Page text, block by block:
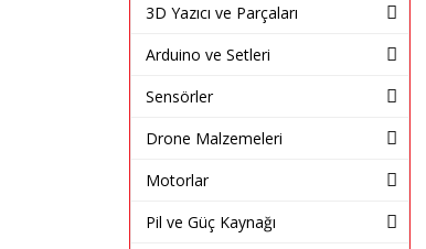
3D Yazıcı ve Parçaları
Arduino ve Setleri
Sensörler
Drone Malzemeleri
Motorlar
Pil ve Güç Kaynağı